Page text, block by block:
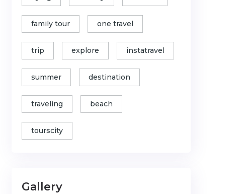
family tour one travel
trip explore instatravel
summer destination
traveling beach
tourscity
Gallery